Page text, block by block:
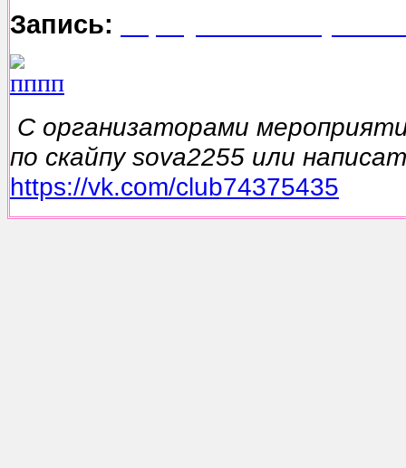
Запись:
C организаторами
по скайпу sova2255 или
https://vk.com/club74375435